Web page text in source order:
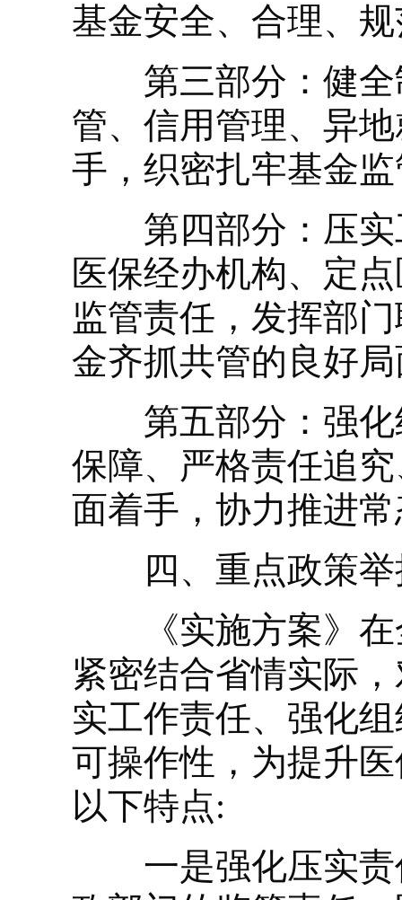
基金安全、合理、
第三部分：健全
管、信用管理、异
手，织密扎牢基金
第四部分：压实
医保经办机构、定
监管责任，发挥部
金齐抓共管的良好
第五部分：强化
保障、严格责任追
面着手，协力推进
四、重点政策举
《实施方案》在
紧密结合省情实际
实工作责任、强化
可操作性，为提升
以下特点:
一是强化压实责